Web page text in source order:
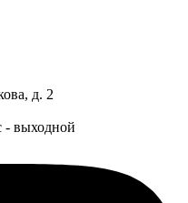
д. 2
- выходной